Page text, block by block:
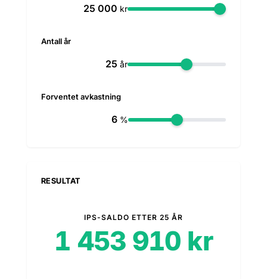
kr
Antall år
år
Forventet avkastning
%
RESULTAT
IPS-SALDO ETTER 25 ÅR
1 453 910 kr